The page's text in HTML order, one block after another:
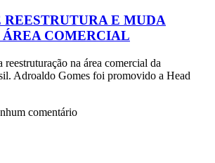
REESTRUTURA E MUDA
ÁREA COMERCIAL
na área comercial da
Adroaldo Gomes foi promovido a Head
comentário